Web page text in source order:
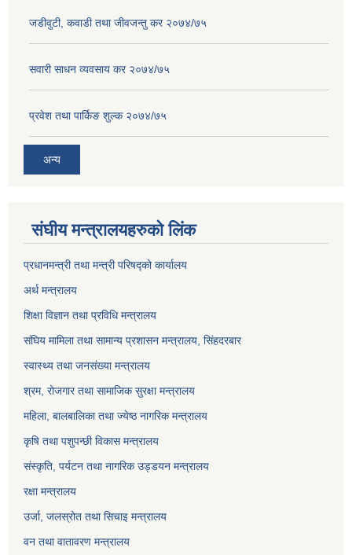
जडीवुटी, कवाडी तथा जीवजन्तु कर २०७४/७५
सवारी साधन व्यवसाय कर २०७४/७५
प्रवेश तथा पार्किङ शुल्क २०७४/७५
अन्य
संघीय मन्त्रालयहरुको लिंक
प्रधानमन्त्री तथा मन्त्री परिषद्को कार्यालय
अर्थ मन्त्रालय
शिक्षा विज्ञान तथा प्रविधि मन्त्रालय
संघिय मामिला तथा सामान्य प्रशासन मन्त्रालय, सिंहदरबार
स्वास्थ्य तथा जनसंख्या मन्त्रालय
श्रम, रोजगार तथा सामाजिक सुरक्षा मन्त्रालय
महिला, बालबालिका तथा ज्येष्ठ नागरिक मन्त्रालय
कृषि तथा पशुपन्छी विकास मन्त्रालय
संस्कृति, पर्यटन तथा नागरिक उड्डयन मन्त्रालय
रक्षा मन्त्रालय
उर्जा, जलस्रोत तथा सिचाइ मन्त्रालय
वन तथा वातावरण मन्त्रालय